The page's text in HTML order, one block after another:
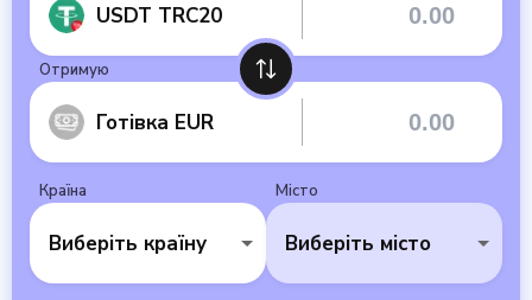
USDT TRC20
Отримую
Готівка EUR
Країна
Виберіть країну
Місто
Виберіть місто